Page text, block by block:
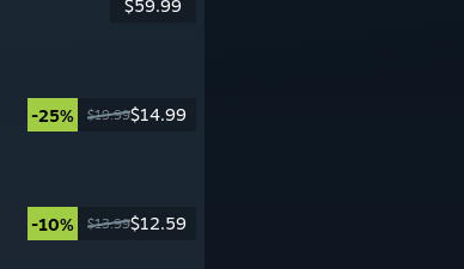
$59.99
-25% $19.99$14.99
-10% $13.99$12.59